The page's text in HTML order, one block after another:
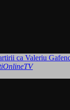
ca Valeriu